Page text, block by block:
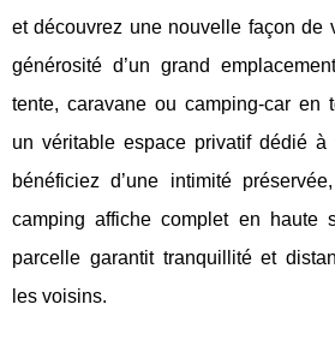
et découvrez une nouvelle façon de
générosité d’un grand
tente, caravane ou camping-car en
un véritable espace privatif dédié à
bénéficiez d’une intimité
camping affiche complet en haute
parcelle garantit tranquillité et
les voisins.